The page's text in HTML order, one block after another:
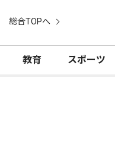
総合TOPへ
教育 スポーツ